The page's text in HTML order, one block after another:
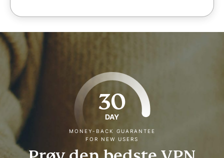
30
DAY
MONEY-BACK GUARANTEE
FOR NEW USERS